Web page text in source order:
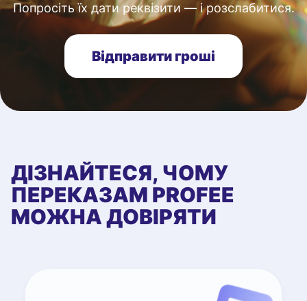
Попросіть їх дати реквізити — і розслабитися.
Відправити гроші
ДІЗНАЙТЕСЯ, ЧОМУ
ПЕРЕКАЗАМ PROFEE
МОЖНА ДОВІРЯТИ